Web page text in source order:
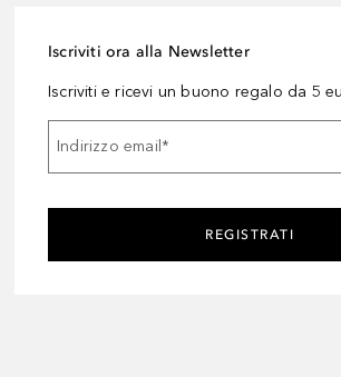
Iscriviti ora alla Newsletter
Iscriviti e ricevi un buono regalo da 5
Indirizzo email*
REGISTRATI